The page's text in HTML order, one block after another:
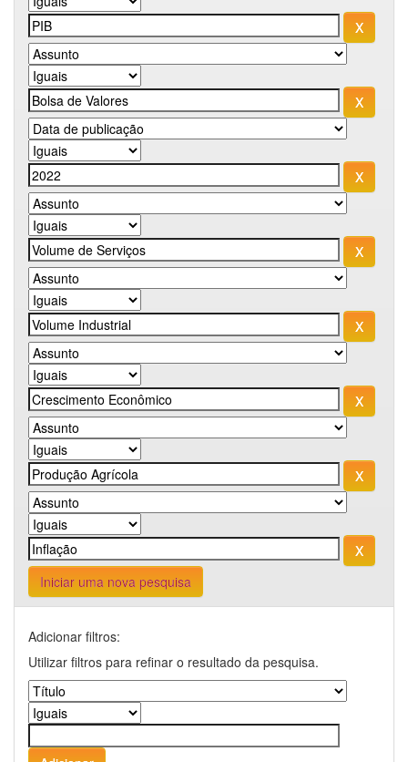
Iniciar uma nova pesquisa
Adicionar filtros:
Utilizar filtros para refinar o resultado da pesquisa.